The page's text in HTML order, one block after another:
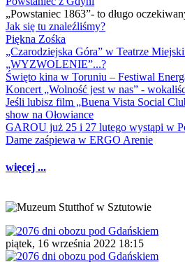
„Powstaniec 1863”- to długo
Jak się tu znaleźliśmy?
Piękna Zośka
„Czarodziejska Góra” w Teatrze
„WYZWOLENIE”...?
Święto kina w Toruniu – Festiwal
Koncert „Wolność jest w nas” -
Jeśli lubisz film „Buena Vista Social
show na Ołowiance
GAROU już 25 i 27 lutego wystąpi w
Dame zaśpiewa w ERGO Arenie
więcej ...
piątek, 16 września 2022 18:15